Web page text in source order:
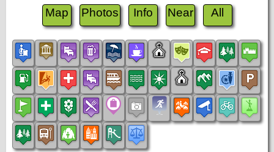
Map Photos Info Near All